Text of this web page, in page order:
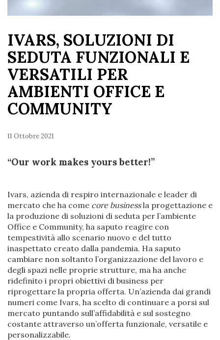
IVARS, SOLUZIONI DI
SEDUTA FUNZIONALI E
VERSATILI PER
AMBIENTI OFFICE E
COMMUNITY
11 Ottobre 2021
“Our work makes yours better!”
Ivars, azienda di respiro internazionale e leader di
mercato che ha come core businessla progettazione e
la produzione di soluzioni di seduta per l’ambiente
Office e Community, ha saputo reagire con
tempestività allo scenario nuovo e del tutto
inaspettato creato dalla pandemia. Ha saputo
cambiare non soltanto l’organizzazione del lavoro e
degli spazi nelle proprie strutture, ma ha anche
ridefinito i propri obiettivi di business per
riprogettare la propria offerta. Un’azienda dai grandi
numeri come Ivars, ha scelto di continuare a porsi sul
mercato puntando sull’affidabilità e sul sostegno
costante attraverso un’offerta funzionale, versatile e
personalizzabile.